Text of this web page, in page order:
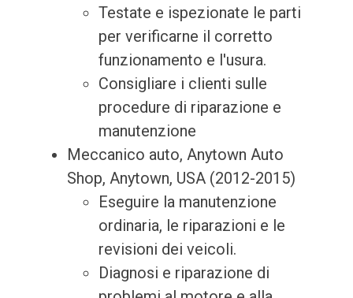
Testate e ispezionate le parti
per verificarne il corretto
funzionamento e l'usura.
Consigliare i clienti sulle
procedure di riparazione e
manutenzione
Meccanico auto, Anytown Auto
Shop, Anytown, USA (2012-2015)
Eseguire la manutenzione
ordinaria, le riparazioni e le
revisioni dei veicoli.
Diagnosi e riparazione di